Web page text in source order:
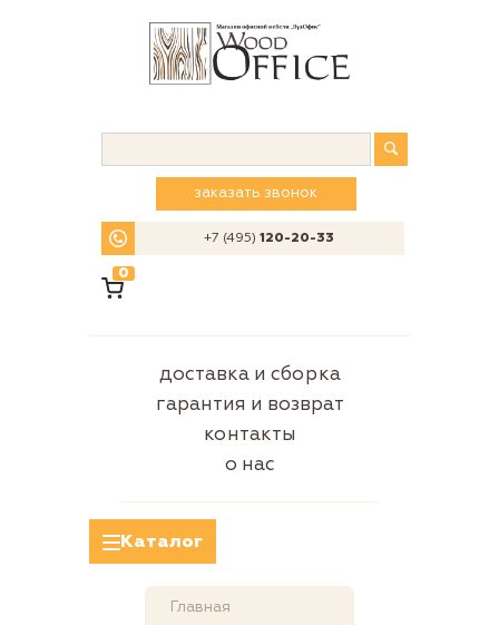
заказать звонок
+7 (495)120-20-33
0
доставка и сборка
гарантия и возврат
контакты
о нас
Каталог
Главная